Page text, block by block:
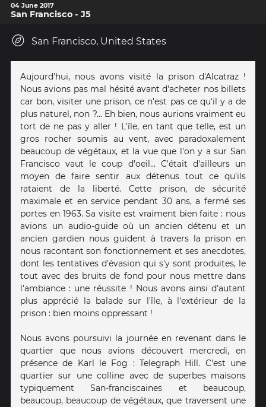
04 June 2017
San Francisco - J5
San Francisco, United States
Aujourd'hui, nous avons visité la prison d'Alcatraz !
Nous avions pas mal hésité avant d'acheter nos billets
car bon, visiter une prison, ce n'est pas ce qu'il y a de
plus naturel, non ?... Eh bien, nous aurions vraiment eu
tort de ne pas y aller ! L'île, en tant que telle, est un
gros rocher soumis au vent, avec paradoxalement
beaucoup de végétaux, et la vue que l'on y a sur San
Francisco vaut le coup d'oeil... C'était d'ailleurs un
moyen de faire sentir aux détenus tout ce qu'ils
rataient de la liberté. Cette prison, de sécurité
maximale et en service pendant 30 ans, a fermé ses
portes en 1963. Sa visite est vraiment bien faite : nous
avions un audio-guide où un ancien détenu et un
ancien gardien nous guident à travers la prison en
nous racontant son fonctionnement et ses anecdotes,
dont les tentatives d'évasion qui s'y sont produites, le
tout avec des bruits de fond pour nous mettre dans
l'ambiance : une réussite ! Nous avons ainsi d'autant
plus apprécié la balade sur l'île, à l'extérieur de la
prison : bien moins oppressant !
Nous avons poursuivi la journée en revenant dans le
quartier que nous avions découvert mercredi, en
présence de Karl le Fog : Telegraph Hill. C'est une
quartier sur une colline avec de superbes maisons
typiquement San-franciscaines et beaucoup,
beaucoup, beaucoup de végétaux, que traversent une